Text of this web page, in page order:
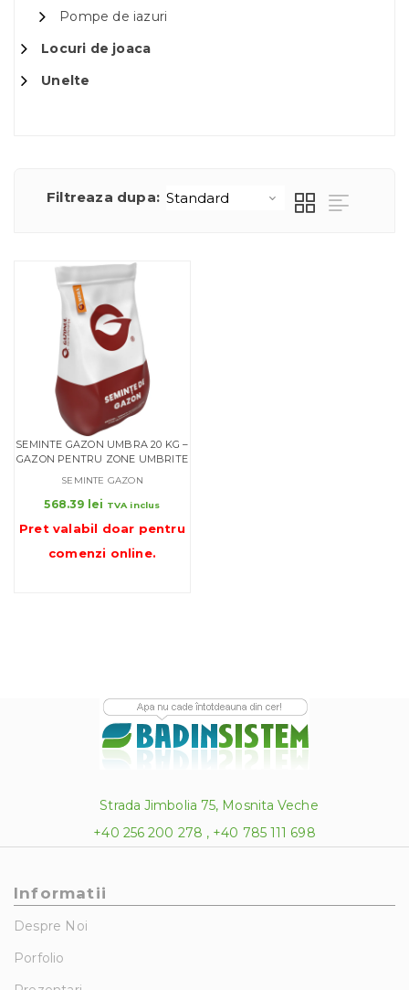
Pompe de iazuri
Locuri de joaca
Unelte
Filtreaza dupa:
SEMINTE GAZON UMBRA 20 KG –
GAZON PENTRU ZONE UMBRITE
SEMINTE GAZON
568.39 lei TVA inclus
Pret valabil doar pentru
comenzi online.
Strada Jimbolia 75, Mosnita Veche
+40 256 200 278 , +40 785 111 698
Informatii
Despre Noi
Porfolio